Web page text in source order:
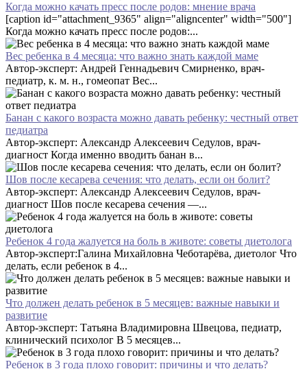
Когда можно качать пресс после родов: мнение врача
[caption id="attachment_9365" align="aligncenter" width="500"]
Когда можно качать пресс после родов:...
Вес ребенка в 4 месяца: что важно знать каждой маме
Автор-эксперт: Андрей Геннадьевич Смирненко, врач-
педиатр, к. м. н., гомеопат Вес...
Банан с какого возраста можно давать ребенку: честный ответ
педиатра
Автор-эксперт: Александр Алексеевич Седулов, врач-
диагност Когда именно вводить банан в...
Шов после кесарева сечения: что делать, если он болит?
Автор-эксперт: Александр Алексеевич Седулов, врач-
диагност Шов после кесарева сечения —...
Ребенок 4 года жалуется на боль в животе: советы диетолога
Автор-эксперт:Галина Михайловна Чеботарёва, диетолог Что
делать, если ребенок в 4...
Что должен делать ребенок в 5 месяцев: важные навыки и
развитие
Автор-эксперт: Татьяна Владимировна Швецова, педиатр,
клинический психолог В 5 месяцев...
Ребенок в 3 года плохо говорит: причины и что делать?